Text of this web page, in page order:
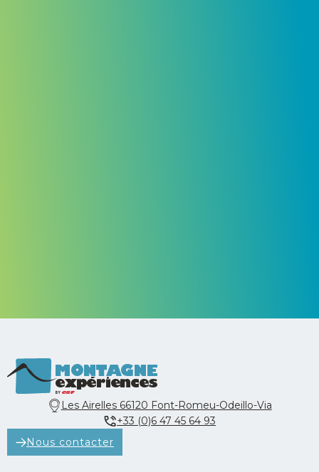
Les Airelles 66120 Font-Romeu-Odeillo-Via
+33 (0)6 47 45 64 93
Nous contacter